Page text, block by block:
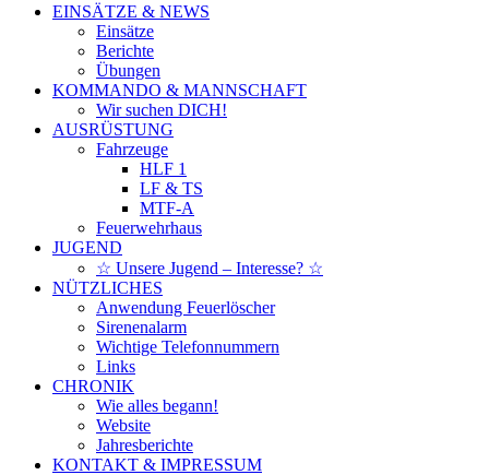
EINSÄTZE & NEWS
Einsätze
Berichte
Übungen
KOMMANDO & MANNSCHAFT
Wir suchen DICH!
AUSRÜSTUNG
Fahrzeuge
HLF 1
LF & TS
MTF-A
Feuerwehrhaus
JUGEND
☆ Unsere Jugend – Interesse? ☆
NÜTZLICHES
Anwendung Feuerlöscher
Sirenenalarm
Wichtige Telefonnummern
Links
CHRONIK
Wie alles begann!
Website
Jahresberichte
KONTAKT & IMPRESSUM